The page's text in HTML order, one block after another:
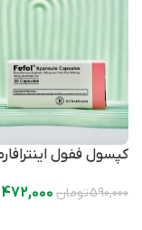
کپسول ففول اینترافارم 30
590,000تومان 472,000